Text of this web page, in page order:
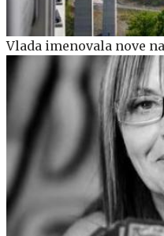
Vlada imenovala nove